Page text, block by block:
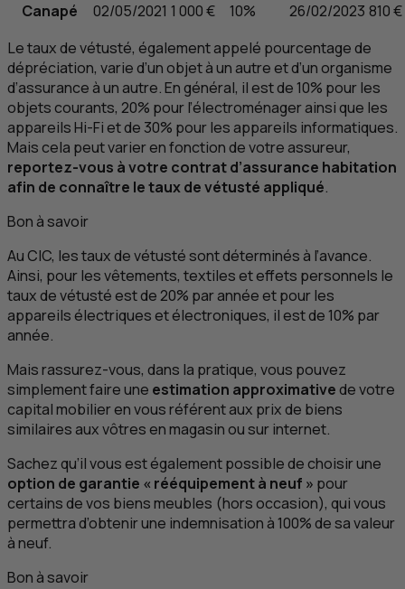
Canapé
02/05/2021 1 000 € 10% 26/02/2023 810 €
Le taux de vétusté, également appelé pourcentage de
dépréciation, varie d’un objet à un autre et d’un organisme
d’assurance à un autre. En général, il est de 10% pour les
objets courants, 20% pour l’électroménager ainsi que les
appareils Hi-Fi et de 30% pour les appareils informatiques.
Mais cela peut varier en fonction de votre assureur,
reportez-vous à votre contrat d’assurance habitation
afin de connaître le taux de vétusté appliqué.
Bon à savoir
AuCIC, les taux de vétusté sont déterminés à l’avance.
Ainsi, pour les vêtements, textiles et effets personnels le
taux de vétusté est de 20% par année et pour les
appareils électriques et électroniques, il est de 10% par
année.
Mais rassurez-vous, dans la pratique, vous pouvez
simplement faire une estimation approximativede votre
capital mobilier en vous référent aux prix de biens
similaires aux vôtres en magasin ou sur internet.
Sachez qu’il vous est également possible de choisir une
option de garantie « rééquipement à neuf » pour
certains de vos biens meubles (hors occasion), qui vous
permettra d’obtenir une indemnisation à 100% de sa valeur
à neuf.
Bon à savoir